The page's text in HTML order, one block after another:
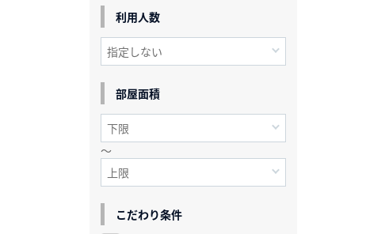
利用人数
部屋面積
～
こだわり条件